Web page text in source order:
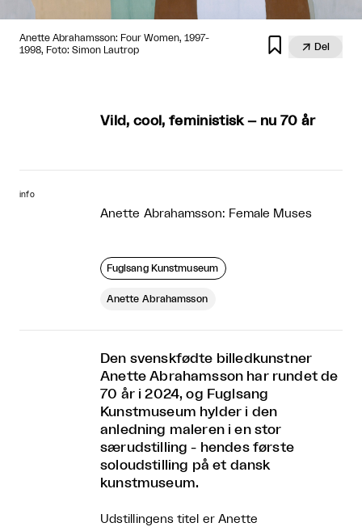
Anette Abrahamsson: Four Women, 1997-
1998, Foto: Simon Lautrop
  Del
Vild, cool, feministisk – nu 70 år
info
Anette Abrahamsson: Female Muses
Fuglsang Kunstmuseum
Anette Abrahamsson
Den svenskfødte billedkunstner
Anette Abrahamsson har rundet de
70 år i 2024, og Fuglsang
Kunstmuseum hylder i den
anledning maleren i en stor
særudstilling - hendes første
soloudstilling på et dansk
kunstmuseum.
Udstillingens titel er Anette